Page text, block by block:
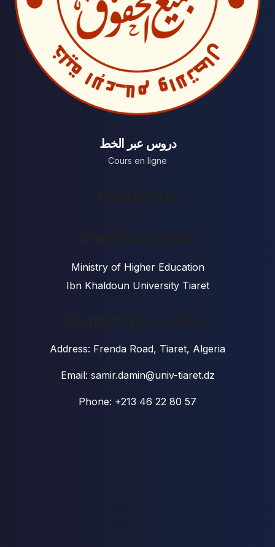
دروس عبر الخط
Cours en ligne
Contact Us
Important Links
Ministry of Higher Education
Ibn Khaldoun University Tiaret
Contact Information
Address: Frenda Road, Tiaret, Algeria
Email: samir.damin@univ-tiaret.dz
Phone: +213 46 22 80 57